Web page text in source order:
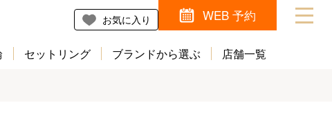
お気に入り WEB 予約
セットリング ブランドから選ぶ 店舗一覧